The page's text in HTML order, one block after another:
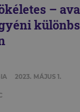
–
2023. MÁJUS 1.